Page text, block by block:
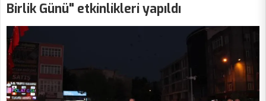
Birlik Günü" etkinlikleri yapıldı